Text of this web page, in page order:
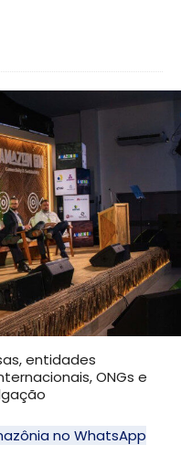
entidades
ONGs e
no WhatsApp